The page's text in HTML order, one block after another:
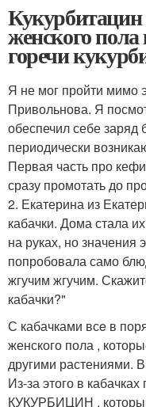
женского пола
горечи
Я не мог пройти мимо
Привольнова. Я
обеспечил себе заряд
периодически
Первая часть про
сразу промотать до
2. Екатерина из
кабачки. Дома стала
на руках, но
попробовала само
жгучим жгучим.
кабачки?"
С кабачками всe в
женского пола ,
другими растениями.
Из-за этого в
КУКУРБИЦИН ,